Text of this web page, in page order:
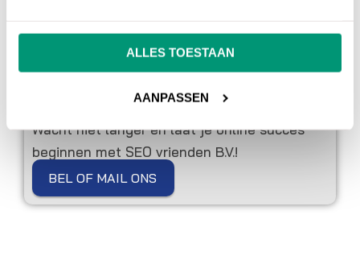
ALLES TOESTAAN
AANPASSEN
waar de gebruiker specifieke resoluties of
gebruiksrechten kan selecteren.
Toe aan online marketing hulp van een echte
Wacht niet langer en laat je online succes
beginnen met SEO vrienden B.V.!
BEL OF MAIL ONS